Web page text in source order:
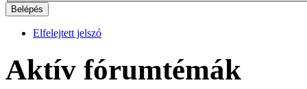
Elfelejtett jelszó
Aktív fórumtémák